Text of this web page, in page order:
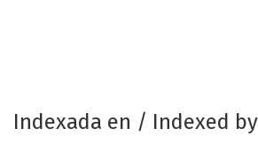
Indexada en / Indexed by